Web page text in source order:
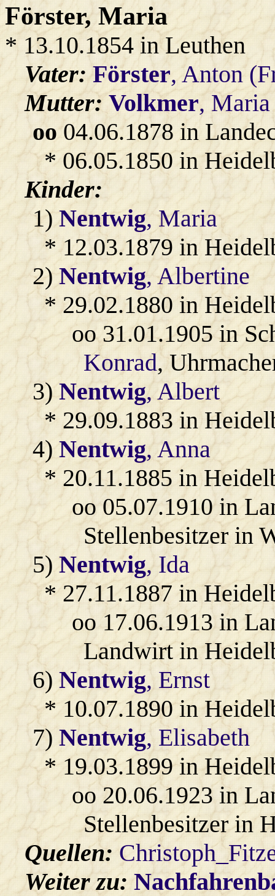
Förster, Maria
* 13.10.1854 in Leuthen
Vater:Förster, Anton
Mutter:Volkmer,
oo04.06.1878 in
* 06.05.1850 in
Kinder:
1)Nentwig, Maria
* 12.03.1879 in
2)Nentwig, Albertine
* 29.02.1880 in
oo 31.01.1905 in
Konrad,
3)Nentwig, Albert
* 29.09.1883 in
4)Nentwig, Anna
* 20.11.1885 in
oo 05.07.1910 in
Stellenbesitzer in
5)Nentwig, Ida
* 27.11.1887 in
oo 17.06.1913 in
Landwirt in
6)Nentwig, Ernst
* 10.07.1890 in
7)Nentwig, Elisabeth
* 19.03.1899 in
oo 20.06.1923 in
Stellenbesitzer in
Quellen:
Weiter zu: